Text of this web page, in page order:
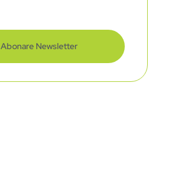
Abonare Newsletter